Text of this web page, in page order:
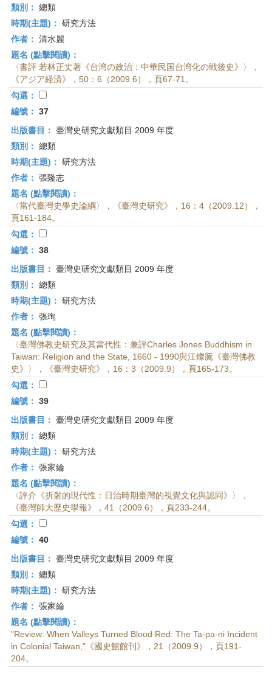
類別： 總類
時期(主題)： 研究方法
作者： 清水麗
題名 (點擊閱讀)：
〈書評 若林正丈著《台湾の政治：中華民国台湾化の戦後史》〉，
《アジア経済》，50：6（2009.6），頁67-71。
勾選：
編號： 37
出版書目： 臺灣史研究文獻類目 2009 年度
類別： 總類
時期(主題)： 研究方法
作者： 張隆志
題名 (點擊閱讀)：
〈當代臺灣史學史論綱〉，《臺灣史研究》，16：4（2009.12），
頁161-184。
勾選：
編號： 38
出版書目： 臺灣史研究文獻類目 2009 年度
類別： 總類
時期(主題)： 研究方法
作者： 張珣
題名 (點擊閱讀)：
〈臺灣佛教史研究及其當代性：兼評Charles Jones Buddhism in
Taiwan: Religion and the State, 1660 - 1990與江燦騰《臺灣佛教
史》〉，《臺灣史研究》，16：3（2009.9），頁165-173。
勾選：
編號： 39
出版書目： 臺灣史研究文獻類目 2009 年度
類別： 總類
時期(主題)： 研究方法
作者： 張家綸
題名 (點擊閱讀)：
〈評介《折射的現代性：日治時期臺灣的視覺文化與認同》〉，
《臺灣師大歷史學報》，41（2009.6），頁233-244。
勾選：
編號： 40
出版書目： 臺灣史研究文獻類目 2009 年度
類別： 總類
時期(主題)： 研究方法
作者： 張家綸
題名 (點擊閱讀)：
"Review: When Valleys Turned Blood Red: The Ta-pa-ni Incident
in Colonial Taiwan,”《國史館館刊》，21（2009.9），頁191-
204。